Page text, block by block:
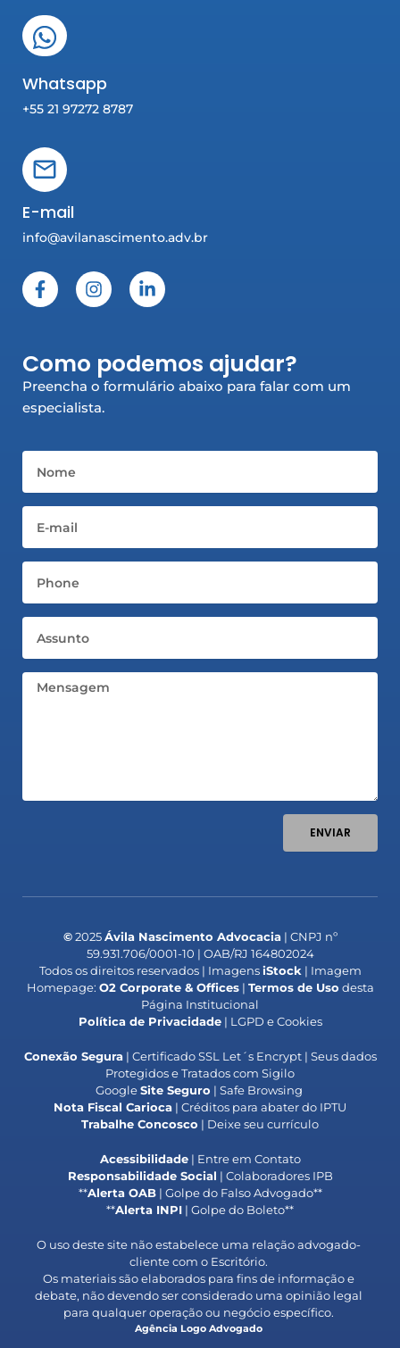
Whatsapp
+55 21 97272 8787
E-mail
info@avilanascimento.adv.br
F
a
o
o
k
-
I
n
g
r
a
L
i
d
i
n
Como podemos ajudar?
Preencha o formulário abaixo para falar com um
especialista.
Mensagem
ENVIAR
©2025Ávila Nascimento Advocacia| CNPJ nº
59.931.706/0001-10 | OAB/RJ 164802024
Todos os direitos reservados | ImagensiStock | Imagem
Homepage: O2 Corporate & Offices| Termos de Uso desta
Página Institucional
Política de Privacidade| LGPD e Cookies
Conexão Segura| Certificado SSL Let´s Encrypt | Seus dados
Protegidos e Tratados com Sigilo
GoogleSite Seguro | Safe Browsing
Nota Fiscal Carioca | Créditos para abater do IPTU
Trabalhe Concosco | Deixe seu currículo
Acessibilidade| Entre em Contato
Responsabilidade Social | Colaboradores IPB
**Alerta OAB| Golpe do Falso Advogado**
**Alerta INPI | Golpe do Boleto**
O uso deste site não estabelece uma relação advogado-
cliente com o Escritório.
Os materiais são elaborados para fins de informação e
debate, não devendo ser considerado uma opinião legal
para qualquer operação ou negócio específico.
Agência Logo Advogado